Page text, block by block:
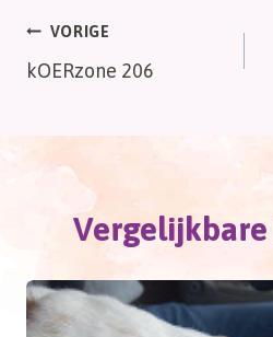
Bericht
navigatie
VORIGE
kOERzone 206